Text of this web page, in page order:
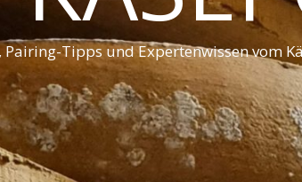
Tipps und Expertenwissen vom